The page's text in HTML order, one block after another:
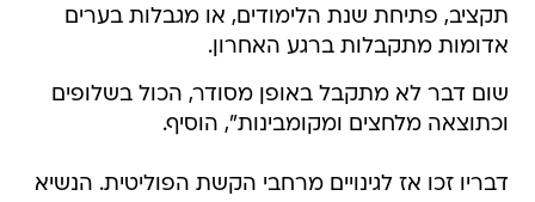
תקציב, פתיחת שנת הלימודים, או מגבלות בערים
אדומות מתקבלות ברגע האחרון.
שום דבר לא מתקבל באופן מסודר, הכול בשלופים
וכתוצאה מלחצים ומקומבינות", הוסיף.
דבריו זכו אז לגינויים מרחבי הקשת הפוליטית. הנשיא